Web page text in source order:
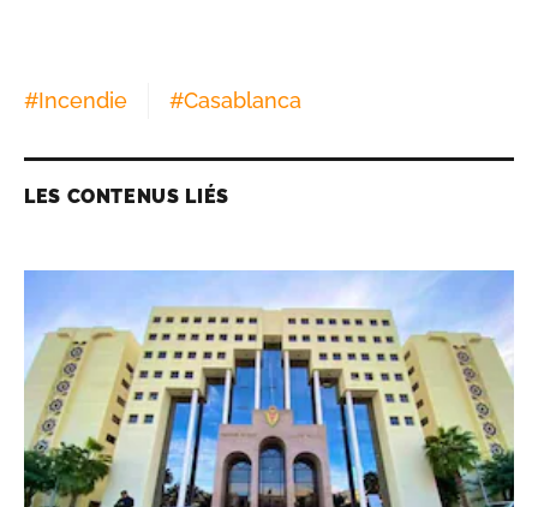
#Incendie #Casablanca
LES CONTENUS LIÉS